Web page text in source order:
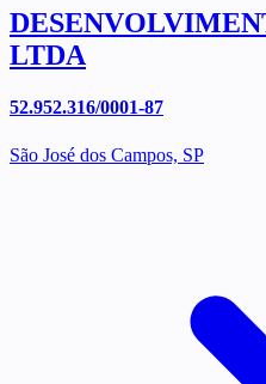
LTDA
52.952.316/0001-87
São José dos Campos, SP